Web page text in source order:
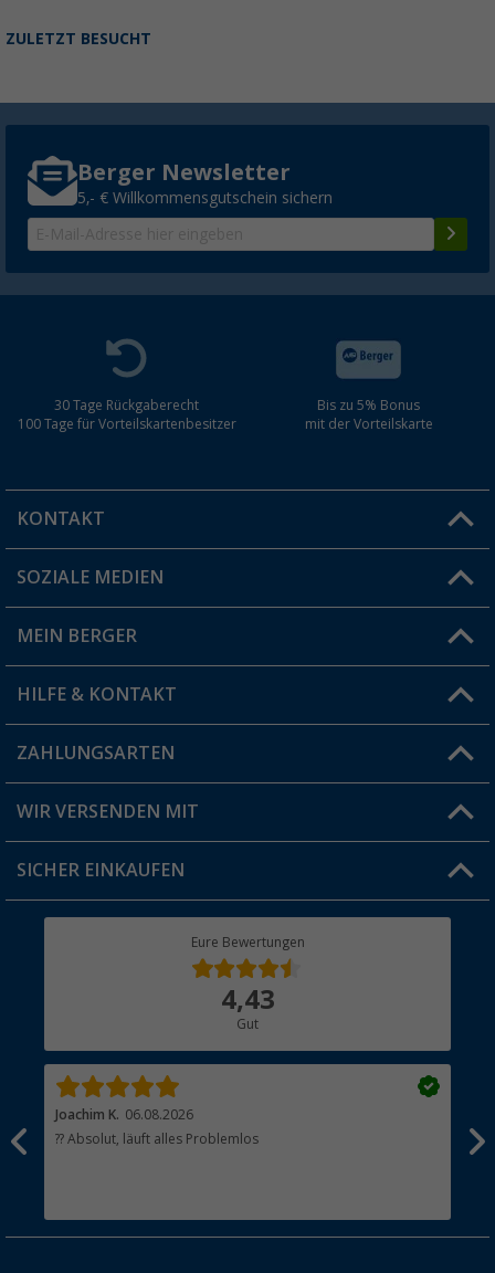
ZULETZT BESUCHT
Berger Newsletter
5,- € Willkommensgutschein sichern
30 Tage Rückgaberecht
100 Tage für Vorteilskartenbesitzer
Bis zu 5% Bonus
mit der Vorteilskarte
KONTAKT
Du hast eine Frage?
Filiale finden
SOZIALE MEDIEN
MEIN BERGER
Vorteilskarte
Blog
Jobs & Karriere
HILFE & KONTAKT
FAQ & Kontakt
Versandinformationen
Rücksendung
ZAHLUNGSARTEN
WIR VERSENDEN MIT
SICHER EINKAUFEN
Eure Bewertungen
4,43
Gut
Joachim K. 06.08.2026
?? Absolut, läuft alles Problemlos